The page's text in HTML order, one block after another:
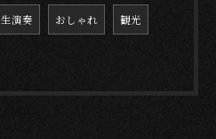
生演奏 おしゃれ 観光